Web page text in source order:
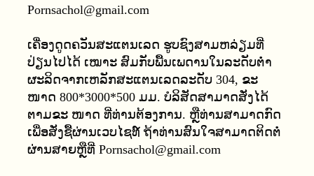
Pornsachol@gmail.com
ເຄື່ອງດູດຄວັນສະແຕນເລດ ຮູບຊົງສາມຫລ່ຽມທີ່
ປ່ຽນໄປໄດ້ ເໝາະ ສົມກັບພື້ນເພດານໃນລະດັບຕໍ່າ
ຜະລິດຈາກເຫລັກສະແຕນເລດລະດັບ 304, ຂະ
ໜາດ 800*3000*500 ມມ. ບໍລິສັດສາມາດສັ່ງໄດ້
ຕາມຂະ ໜາດ ທີ່ທ່ານຕ້ອງການ. ຫຼືທ່ານສາມາດກົດ
ເພື່ອສັ່ງຊື້ຜ່ານເວບໄຊທ໌ ຖ້າທ່ານສົນໃຈສາມາດຕິດຕໍ່
ຜ່ານສາຍຫຼືທີ່ Pornsachol@gmail.com